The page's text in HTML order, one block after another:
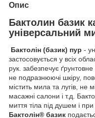
Опис
Бактолин базик
універсальний
Бактолін (базик) пур -
застосовується у всіх
рук. забезпечує
не подразнюючі шкіру,
містить мила та лугів, не
масажні салони і т.д.
миття тіла під душем і
Бактолін® базик